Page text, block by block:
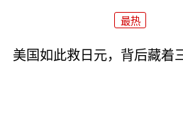
最热
美国如此救日元，背后藏着